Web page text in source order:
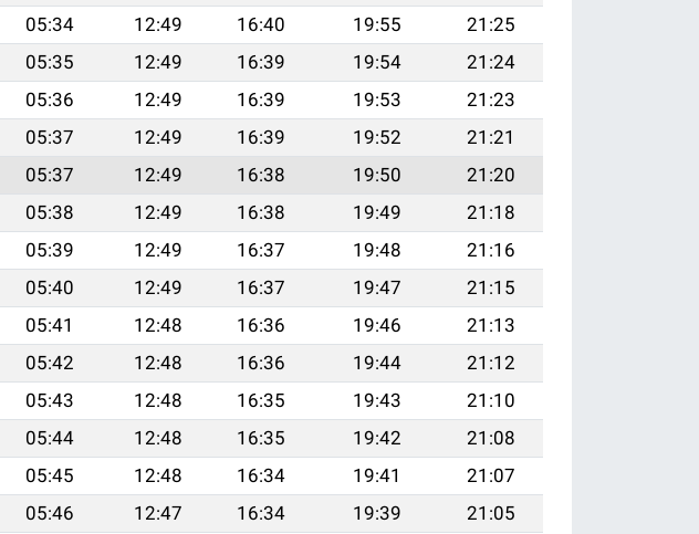
05:34 12:49 16:40 19:55
21:25
05:35 12:49 16:39 19:54
21:24
05:36 12:49 16:39 19:53
21:23
05:37 12:49 16:39 19:52
21:21
05:37 12:49 16:38 19:50
21:20
05:38 12:49 16:38 19:49
21:18
05:39 12:49 16:37 19:48
21:16
05:40 12:49 16:37 19:47
21:15
05:41 12:48 16:36 19:46
21:13
05:42 12:48 16:36 19:44
21:12
05:43 12:48 16:35 19:43
21:10
05:44 12:48 16:35 19:42
21:08
05:45 12:48 16:34 19:41
21:07
05:46 12:47 16:34 19:39
21:05